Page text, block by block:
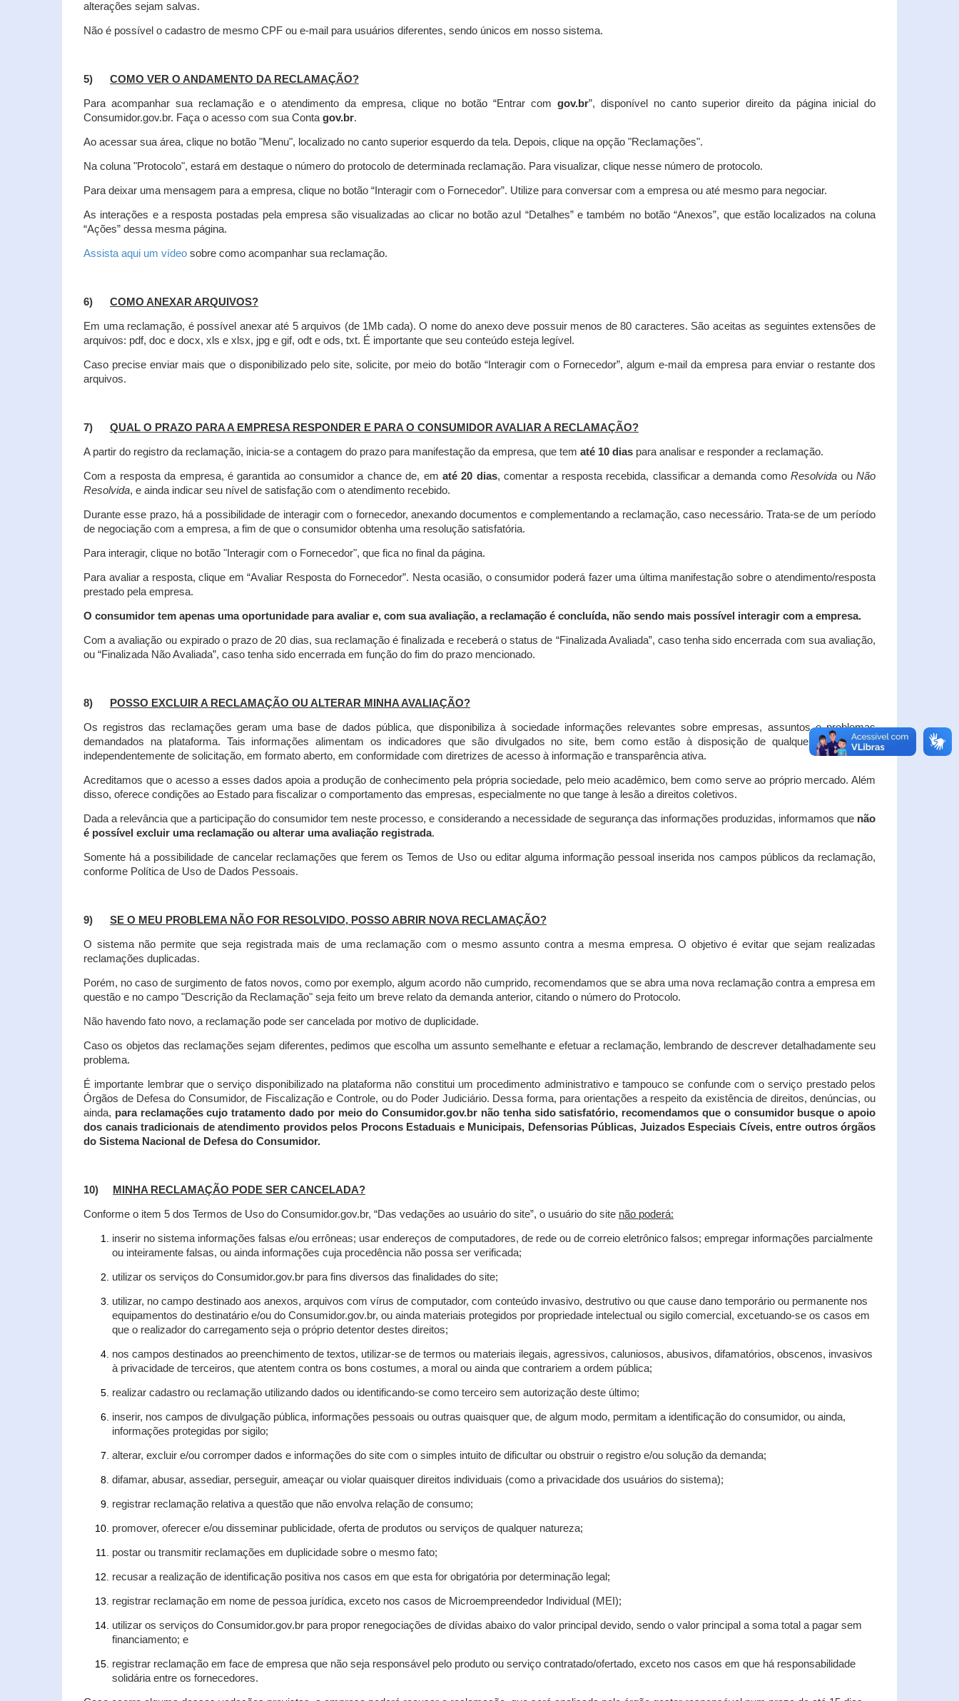
alterações sejam salvas.
Não é possível o cadastro de mesmo CPF ou e-mail para usuários diferentes, sendo únicos em nosso sistema.
5) COMO VER O ANDAMENTO DA RECLAMAÇÃO?
Para acompanhar sua reclamação e o atendimento da empresa, clique no botão “Entrar com gov.br”, disponível no canto superior direito da página inicial do
Consumidor.gov.br. Faça o acesso com sua Conta gov.br.
Ao acessar sua área, clique no botão "Menu", localizado no canto superior esquerdo da tela. Depois, clique na opção "Reclamações".
Na coluna "Protocolo", estará em destaque o número do protocolo de determinada reclamação. Para visualizar, clique nesse número de protocolo.
Para deixar uma mensagem para a empresa, clique no botão “Interagir com o Fornecedor”. Utilize para conversar com a empresa ou até mesmo para negociar.
As interações e a resposta postadas pela empresa são visualizadas ao clicar no botão azul “Detalhes” e também no botão “Anexos”, que estão localizados na coluna
“Ações” dessa mesma página.
Assista aqui um vídeo sobre como acompanhar sua reclamação.
6) COMO ANEXAR ARQUIVOS?
Em uma reclamação, é possível anexar até 5 arquivos (de 1Mb cada). O nome do anexo deve possuir menos de 80 caracteres. São aceitas as seguintes extensões de
arquivos: pdf, doc e docx, xls e xlsx, jpg e gif, odt e ods, txt. É importante que seu conteúdo esteja legível.
Caso precise enviar mais que o disponibilizado pelo site, solicite, por meio do botão “Interagir com o Fornecedor”, algum e-mail da empresa para enviar o restante dos
arquivos.
7) QUAL O PRAZO PARA A EMPRESA RESPONDER E PARA O CONSUMIDOR AVALIAR A RECLAMAÇÃO?
A partir do registro da reclamação, inicia-se a contagem do prazo para manifestação da empresa, que tem até 10 dias para analisar e responder a reclamação.
Com a resposta da empresa, é garantida ao consumidor a chance de, em até 20 dias, comentar a resposta recebida, classificar a demanda comoResolvida ouNão
Resolvida, e ainda indicar seu nível de satisfação com o atendimento recebido.
Durante esse prazo, há a possibilidade de interagir com o fornecedor, anexando documentos e complementando a reclamação, caso necessário. Trata-se de um período
de negociação com a empresa, a fim de que o consumidor obtenha uma resolução satisfatória.
Para interagir, clique no botão "Interagir com o Fornecedor", que fica no final da página.
Para avaliar a resposta, clique em “Avaliar Resposta do Fornecedor”. Nesta ocasião, o consumidor poderá fazer uma última manifestação sobre o atendimento/resposta
prestado pela empresa.
O consumidor tem apenas uma oportunidade para avaliar e, com sua avaliação, a reclamação é concluída, não sendo mais possível interagir com a empresa.
Com a avaliação ou expirado o prazo de 20 dias, sua reclamação é finalizada e receberá o status de “Finalizada Avaliada”, caso tenha sido encerrada com sua avaliação,
ou “Finalizada Não Avaliada”, caso tenha sido encerrada em função do fim do prazo mencionado.
8) POSSO EXCLUIR A RECLAMAÇÃO OU ALTERAR MINHA AVALIAÇÃO?
Os registros das reclamações geram uma base de dados pública, que disponibiliza à sociedade informações relevantes sobre empresas, assuntos e problemas
demandados na plataforma. Tais informações alimentam os indicadores que são divulgados no site, bem como estão à disposição de qualquer interessado,
independentemente de solicitação, em formato aberto, em conformidade com diretrizes de acesso à informação e transparência ativa.
Acreditamos que o acesso a esses dados apoia a produção de conhecimento pela própria sociedade, pelo meio acadêmico, bem como serve ao próprio mercado. Além
disso, oferece condições ao Estado para fiscalizar o comportamento das empresas, especialmente no que tange à lesão a direitos coletivos.
Dada a relevância que a participação do consumidor tem neste processo, e considerando a necessidade de segurança das informações produzidas, informamos que não
é possível excluir uma reclamação ou alterar uma avaliação registrada.
Somente há a possibilidade de cancelar reclamações que ferem os Temos de Uso ou editar alguma informação pessoal inserida nos campos públicos da reclamação,
conforme Política de Uso de Dados Pessoais.
9) SE O MEU PROBLEMA NÃO FOR RESOLVIDO, POSSO ABRIR NOVA RECLAMAÇÃO?
O sistema não permite que seja registrada mais de uma reclamação com o mesmo assunto contra a mesma empresa. O objetivo é evitar que sejam realizadas
reclamações duplicadas.
Porém, no caso de surgimento de fatos novos, como por exemplo, algum acordo não cumprido, recomendamos que se abra uma nova reclamação contra a empresa em
questão e no campo "Descrição da Reclamação" seja feito um breve relato da demanda anterior, citando o número do Protocolo.
Não havendo fato novo, a reclamação pode ser cancelada por motivo de duplicidade.
Caso os objetos das reclamações sejam diferentes, pedimos que escolha um assunto semelhante e efetuar a reclamação, lembrando de descrever detalhadamente seu
problema.
É importante lembrar que o serviço disponibilizado na plataforma não constitui um procedimento administrativo e tampouco se confunde com o serviço prestado pelos
Órgãos de Defesa do Consumidor, de Fiscalização e Controle, ou do Poder Judiciário. Dessa forma, para orientações a respeito da existência de direitos, denúncias, ou
ainda, para reclamações cujo tratamento dado por meio do Consumidor.gov.br não tenha sido satisfatório, recomendamos que o consumidor busque o apoio
dos canais tradicionais de atendimento providos pelos Procons Estaduais e Municipais, Defensorias Públicas, Juizados Especiais Cíveis, entre outros órgãos
do Sistema Nacional de Defesa do Consumidor.
10) MINHA RECLAMAÇÃO PODE SER CANCELADA?
Conforme o item 5 dos Termos de Uso do Consumidor.gov.br, “Das vedações ao usuário do site”, o usuário do site não poderá:
inserir no sistema informações falsas e/ou errôneas; usar endereços de computadores, de rede ou de correio eletrônico falsos; empregar informações parcialmente
ou inteiramente falsas, ou ainda informações cuja procedência não possa ser verificada;
utilizar os serviços do Consumidor.gov.br para fins diversos das finalidades do site;
utilizar, no campo destinado aos anexos, arquivos com vírus de computador, com conteúdo invasivo, destrutivo ou que cause dano temporário ou permanente nos
equipamentos do destinatário e/ou do Consumidor.gov.br, ou ainda materiais protegidos por propriedade intelectual ou sigilo comercial, excetuando-se os casos em
que o realizador do carregamento seja o próprio detentor destes direitos;
nos campos destinados ao preenchimento de textos, utilizar-se de termos ou materiais ilegais, agressivos, caluniosos, abusivos, difamatórios, obscenos, invasivos
à privacidade de terceiros, que atentem contra os bons costumes, a moral ou ainda que contrariem a ordem pública;
realizar cadastro ou reclamação utilizando dados ou identificando-se como terceiro sem autorização deste último;
inserir, nos campos de divulgação pública, informações pessoais ou outras quaisquer que, de algum modo, permitam a identificação do consumidor, ou ainda,
informações protegidas por sigilo;
alterar, excluir e/ou corromper dados e informações do site com o simples intuito de dificultar ou obstruir o registro e/ou solução da demanda;
difamar, abusar, assediar, perseguir, ameaçar ou violar quaisquer direitos individuais (como a privacidade dos usuários do sistema);
registrar reclamação relativa a questão que não envolva relação de consumo;
promover, oferecer e/ou disseminar publicidade, oferta de produtos ou serviços de qualquer natureza;
postar ou transmitir reclamações em duplicidade sobre o mesmo fato;
recusar a realização de identificação positiva nos casos em que esta for obrigatória por determinação legal;
registrar reclamação em nome de pessoa jurídica, exceto nos casos de Microempreendedor Individual (MEI);
utilizar os serviços do Consumidor.gov.br para propor renegociações de dívidas abaixo do valor principal devido, sendo o valor principal a soma total a pagar sem
financiamento; e
registrar reclamação em face de empresa que não seja responsável pelo produto ou serviço contratado/ofertado, exceto nos casos em que há responsabilidade
solidária entre os fornecedores.